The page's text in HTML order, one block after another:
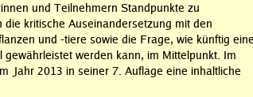
und Teilnehmern Standpunkte zu
kritische Auseinandersetzung mit den
und -tiere sowie die Frage, wie künftig eine
werden kann, im Mittelpunkt. Im
Jahr 2013 in seiner 7. Auflage eine inhaltliche